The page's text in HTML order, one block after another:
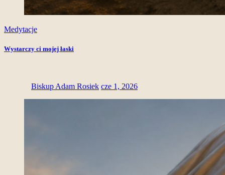
Medytacje
Wystarczy ci mojej łaski
Biskup Adam Rosiek cze 1, 2026